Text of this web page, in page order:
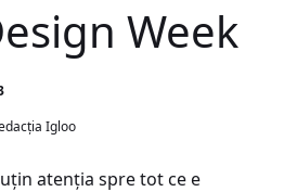
Week
Igloo
atenţia spre tot ce e